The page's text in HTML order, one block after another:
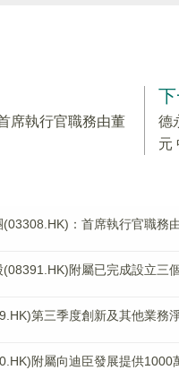
席執行官職務由董
德
元
：首席執行官職務
附屬已完成設立三
第三季度創新及其他業務
附屬向迪臣發展提供1000